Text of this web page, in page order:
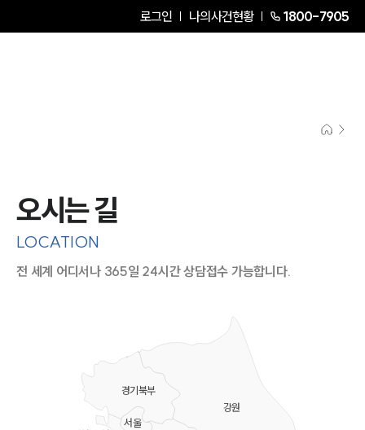
로그인 나의사건현황 1800-7905
오시는 길
LOCATION
전 세계 어디서나 365일 24시간 상담접수 가능합니다.
강원
경기북부
서울